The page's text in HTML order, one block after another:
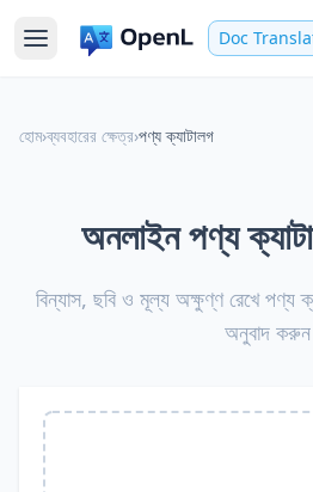
Doc
হোম›ব্যবহারের ক্ষেত্র›পণ্য ক্যাটালগ
অনলাইন পণ্য
বিন্যাস, ছবি ও মূল্য অক্ষুণ্ণ রেখে পণ্য
অনুবাদ করুন